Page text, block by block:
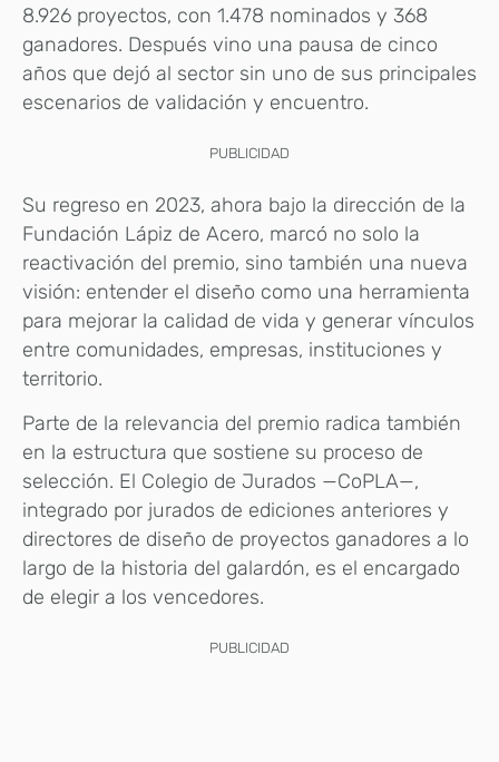
8.926 proyectos, con 1.478 nominados y 368
ganadores. Después vino una pausa de cinco
años que dejó al sector sin uno de sus principales
escenarios de validación y encuentro.
PUBLICIDAD
Su regreso en 2023, ahora bajo la dirección de la
Fundación Lápiz de Acero, marcó no solo la
reactivación del premio, sino también una nueva
visión: entender el diseño como una herramienta
para mejorar la calidad de vida y generar vínculos
entre comunidades, empresas, instituciones y
territorio.
Parte de la relevancia del premio radica también
en la estructura que sostiene su proceso de
selección. El Colegio de Jurados —CoPLA—,
integrado por jurados de ediciones anteriores y
directores de diseño de proyectos ganadores a lo
largo de la historia del galardón, es el encargado
de elegir a los vencedores.
PUBLICIDAD